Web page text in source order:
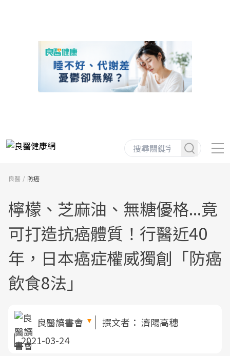
良醫 防癌
檸檬、芝麻油、無糖優格...竟
可打造抗癌體質！行醫近40
年，日本癌症權威獨創「防癌
飲食8法」
良醫讀書會 撰文者： 濟陽高穗
2021-03-24